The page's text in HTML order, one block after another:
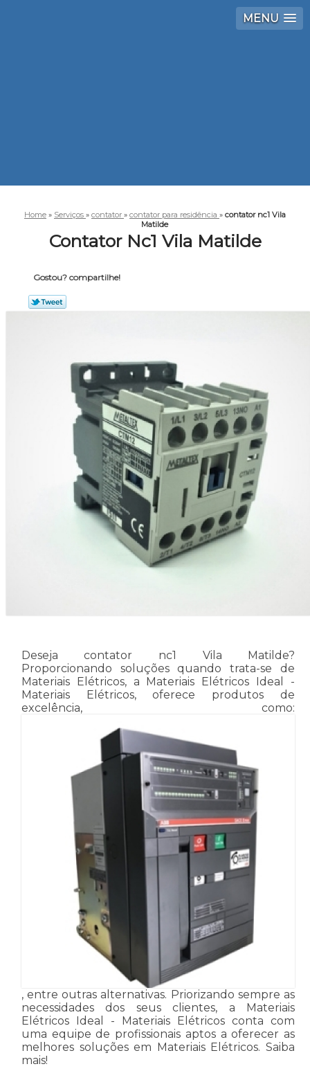
MENU
Home » Serviços » contator » contator para residência » contator nc1 Vila
Matilde
Contator Nc1 Vila Matilde
Gostou? compartilhe!
Deseja contator nc1 Vila Matilde?
Proporcionando soluções quando trata-se de
Materiais Elétricos, a Materiais Elétricos Ideal -
Materiais Elétricos, oferece produtos de
excelência, como:
, entre outras alternativas. Priorizando sempre as
necessidades dos seus clientes, a Materiais
Elétricos Ideal - Materiais Elétricos conta com
uma equipe de profissionais aptos a oferecer as
melhores soluções em Materiais Elétricos. Saiba
mais!